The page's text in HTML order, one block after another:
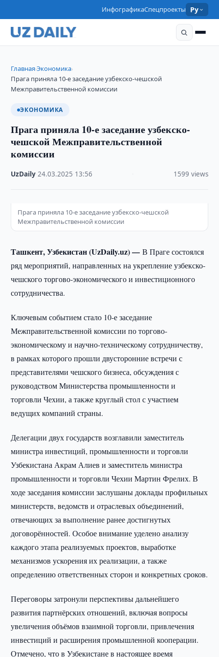
ИнфографикаСпецпроекты Ру
Главная›Экономика›
Прага приняла 10-е заседание узбекско-чешской
Межправительственной комиссии
ЭКОНОМИКА
Прага приняла 10-е заседание узбекско-
чешской Межправительственной
комиссии
UzDaily ·24.03.2025 13:56 1599 views
Прага приняла 10-е заседание узбекско-чешской
Межправительственной комиссии
Ташкент, Узбекистан (UzDaily.uz) —В Праге состоялся
ряд мероприятий, направленных на укрепление узбекско-
чешского торгово-экономического и инвестиционного
сотрудничества.
Ключевым событием стало 10-е заседание
Межправительственной комиссии по торгово-
экономическому и научно-техническому сотрудничеству,
в рамках которого прошли двусторонние встречи с
представителями чешского бизнеса, обсуждения с
руководством Министерства промышленности и
торговли Чехии, а также круглый стол с участием
ведущих компаний страны.
Делегации двух государств возглавили заместитель
министра инвестиций, промышленности и торговли
Узбекистана Акрам Алиев и заместитель министра
промышленности и торговли Чехии Мартин Фрелих. В
ходе заседания комиссии заслушаны доклады профильных
министерств, ведомств и отраслевых объединений,
отвечающих за выполнение ранее достигнутых
договорённостей. Особое внимание уделено анализу
каждого этапа реализуемых проектов, выработке
механизмов ускорения их реализации, а также
определению ответственных сторон и конкретных сроков.
Переговоры затронули перспективы дальнейшего
развития партнёрских отношений, включая вопросы
увеличения объёмов взаимной торговли, привлечения
инвестиций и расширения промышленной кооперации.
Отмечено, что в Узбекистане в настоящее время